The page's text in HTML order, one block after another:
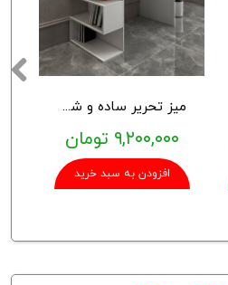
میز تحریر ساده و شیک TK152
۹,۲۰۰,۰۰۰ تومان
افزودن به سبد خرید